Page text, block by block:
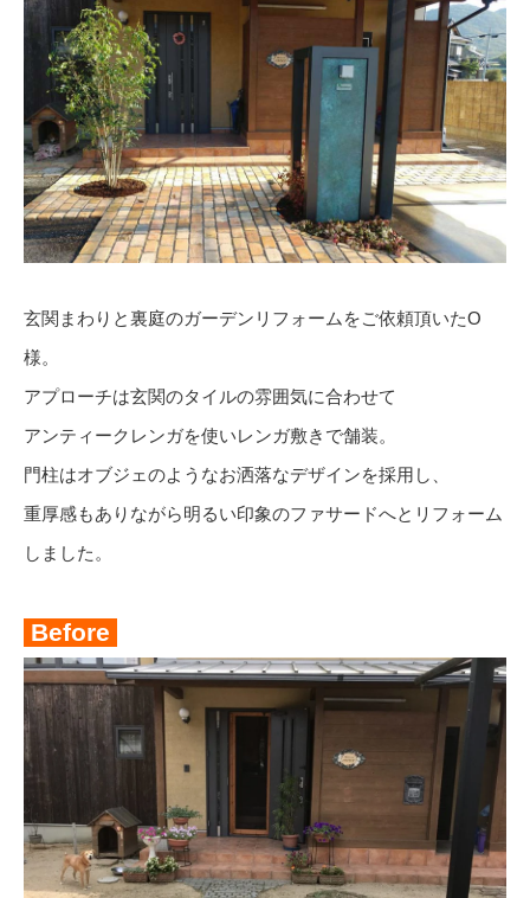
玄関まわりと裏庭のガーデンリフォームをご依頼頂いたO
様。
アプローチは玄関のタイルの雰囲気に合わせて
アンティークレンガを使いレンガ敷きで舗装。
門柱はオブジェのようなお洒落なデザインを採用し、
重厚感もありながら明るい印象のファサードへとリフォーム
しました。
Before